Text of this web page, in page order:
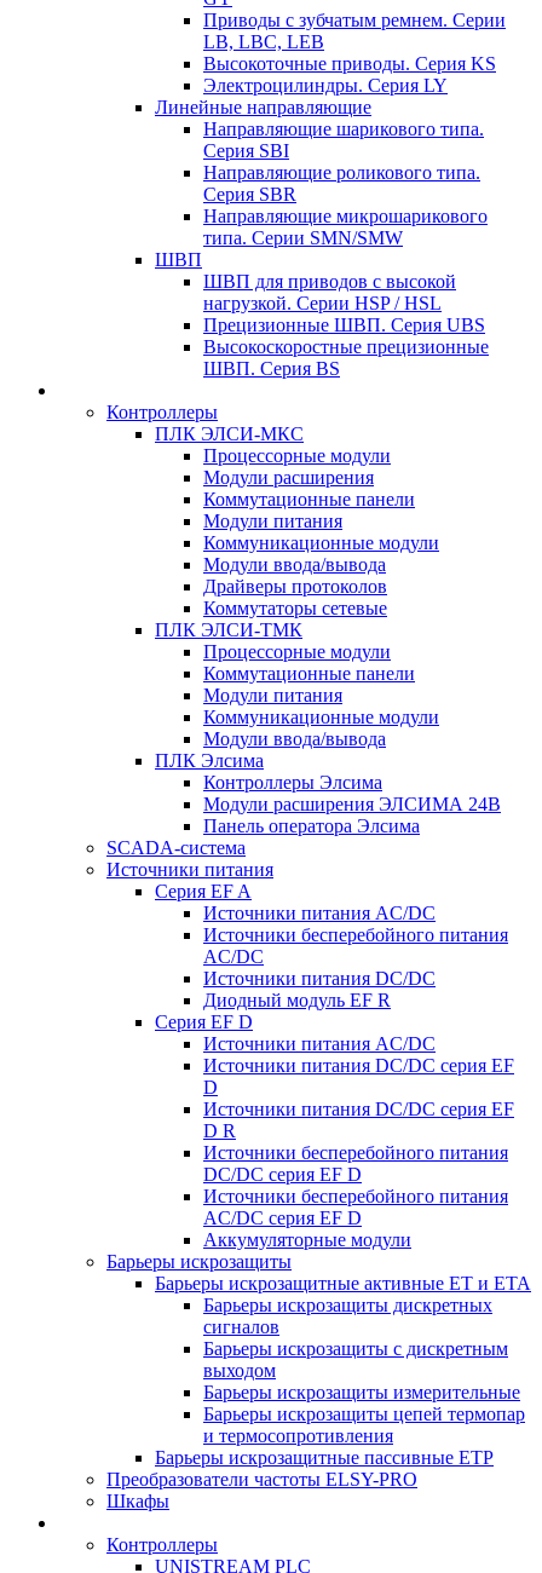
Приводы с зубчатым ремнем. Серии
LB, LBC, LEB
Высокоточные приводы. Серия KS
Электроцилиндры. Серия LY
Линейные направляющие
Направляющие шарикового типа.
Серия SBI
Направляющие роликового типа.
Серия SBR
Направляющие микрошарикового
типа. Серии SMN/SMW
ШВП
ШВП для приводов с высокой
нагрузкой. Серии HSP / HSL
Прецизионные ШВП. Серия UBS
Высокоскоростные прецизионные
ШВП. Серия BS
Контроллеры
ПЛК ЭЛСИ-МКС
Процессорные модули
Модули расширения
Коммутационные панели
Модули питания
Коммуникационные модули
Модули ввода/вывода
Драйверы протоколов
Коммутаторы сетевые
ПЛК ЭЛСИ-ТМК
Процессорные модули
Коммутационные панели
Модули питания
Коммуникационные модули
Модули ввода/вывода
ПЛК Элсима
Контроллеры Элсима
Модули расширения ЭЛСИМА 24В
Панель оператора Элсима
SCADA-система
Источники питания
Серия EF A
Источники питания AC/DC
Источники бесперебойного питания
AC/DC
Источники питания DC/DC
Диодный модуль EF R
Серия EF D
Источники питания AC/DC
Источники питания DC/DC серия EF
D
Источники питания DC/DC серия EF
D R
Источники бесперебойного питания
DC/DC серия EF D
Источники бесперебойного питания
AC/DC серия EF D
Аккумуляторные модули
Барьеры искрозащиты
Барьеры искрозащитные активные ET и ETA
Барьеры искрозащиты дискретных
сигналов
Барьеры искрозащиты с дискретным
выходом
Барьеры искрозащиты измерительные
Барьеры искрозащиты цепей термопар
и термосопротивления
Барьеры искрозащитные пассивные ЕТР
Преобразователи частоты ELSY-PRO
Шкафы
Контроллеры
UNISTREAM PLC